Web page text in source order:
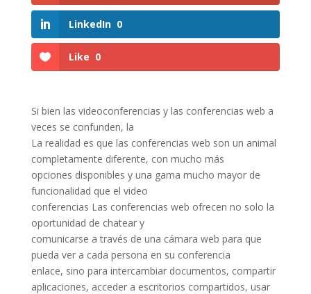
LinkedIn 0
Like 0
Si bien las videoconferencias y las conferencias web a
veces se confunden, la
La realidad es que las conferencias web son un animal
completamente diferente, con mucho más
opciones disponibles y una gama mucho mayor de
funcionalidad que el video
conferencias Las conferencias web ofrecen no solo la
oportunidad de chatear y
comunicarse a través de una cámara web para que
pueda ver a cada persona en su conferencia
enlace, sino para intercambiar documentos, compartir
aplicaciones, acceder a escritorios compartidos, usar